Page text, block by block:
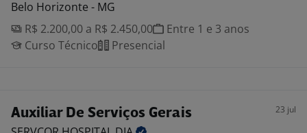
Belo Horizonte - MG
R$ 2.200,00 a R$ 2.450,00
Entre 1 e 3 anos
Curso Técnico
Presencial
Auxiliar De Serviços Gerais 23 jul